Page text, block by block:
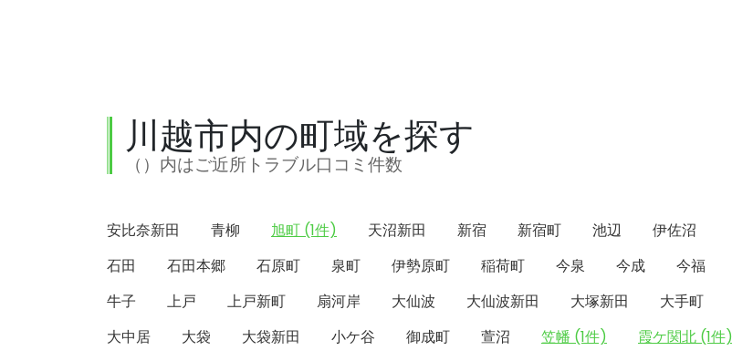
川越市内の町域を探す
（）内はご近所トラブル口コミ件数
安比奈新田 青柳 旭町 (1件) 天沼新田 新宿 新宿町 池辺
伊佐沼
石田
石田本郷 石原町 泉町 伊勢原町 稲荷町 今泉 今成
今福
牛子
上戸 上戸新町 扇河岸 大仙波 大仙波新田 大塚新田
大手町
大中居
大袋 大袋新田 小ケ谷 御成町 萱沼 笠幡 (1件)
霞ケ関北 (1件)